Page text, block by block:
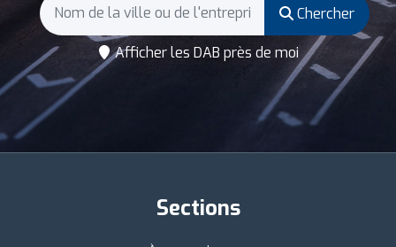
Chercher
Afficher les DAB près de moi
Sections